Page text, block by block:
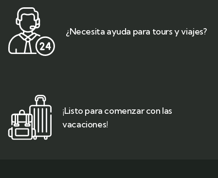
¿Necesita ayuda para tours y viajes?
¡Listo para comenzar con las
vacaciones!